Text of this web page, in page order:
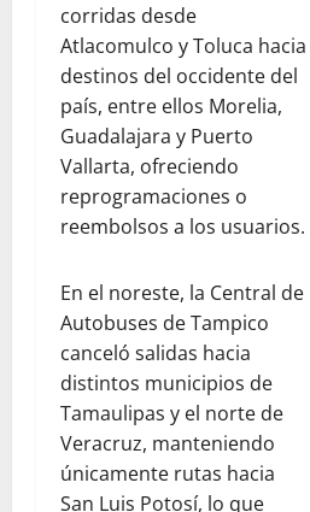
corridas desde
Atlacomulco y Toluca hacia
destinos del occidente del
país, entre ellos Morelia,
Guadalajara y Puerto
Vallarta, ofreciendo
reprogramaciones o
reembolsos a los usuarios.
En el noreste, la Central de
Autobuses de Tampico
canceló salidas hacia
distintos municipios de
Tamaulipas y el norte de
Veracruz, manteniendo
únicamente rutas hacia
San Luis Potosí, lo que